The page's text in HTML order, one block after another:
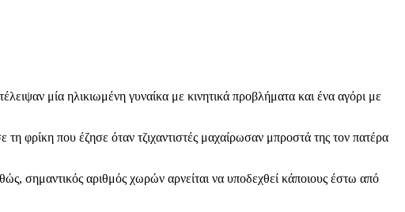
μία ηλικιωμένη γυναίκα με κινητικά προβλήματα και ένα αγόρι με
φρίκη που έζησε όταν τζιχαντιστές μαχαίρωσαν μπροστά της τον πατέρα
σημαντικός αριθμός χωρών αρνείται να υποδεχθεί κάποιους έστω από